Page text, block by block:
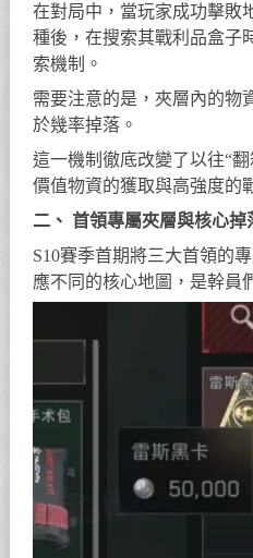
在對局中，當玩家成功擊敗
種後，在搜索其戰利品盒子
索機制。
需要注意的是，夾層內的物
於幾率掉落。
這一機制徹底改變了以往“
價值物資的獲取與高強度的
二、 首領專屬夾層與核心掉
S10賽季首期將三大首領的
應不同的核心地圖，是幹員